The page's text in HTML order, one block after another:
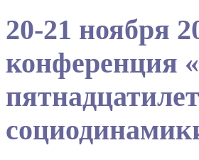
20-21 ноября
конференция